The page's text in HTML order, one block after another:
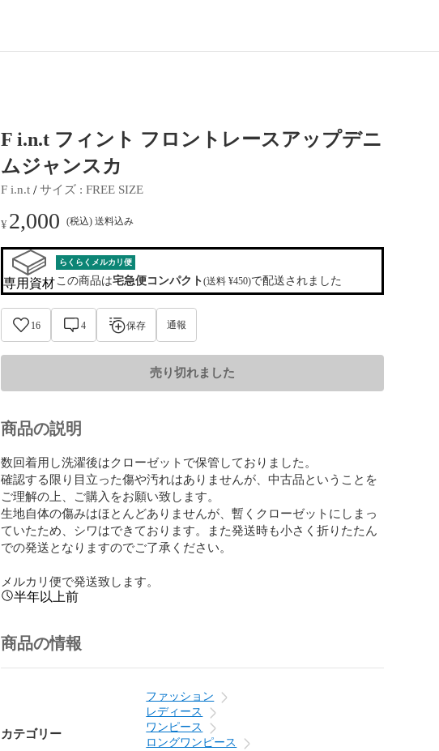
F i.n.t フィント フロントレースアップデニ
ムジャンスカ
F i.n.t / サイズ : FREE SIZE
¥ 2,000 (税込) 送料込み
専用資材
らくらくメルカリ便
この商品は宅急便コンパクト(送料 ¥450)で配送されました
16 4 保存 通報
売り切れました
商品の説明
数回着用し洗濯後はクローゼットで保管しておりました。
確認する限り目立った傷や汚れはありませんが、中古品ということを
ご理解の上、ご購入をお願い致します。
生地自体の傷みはほとんどありませんが、暫くクローゼットにしまっ
ていたため、シワはできております。また発送時も小さく折りたたん
での発送となりますのでご了承ください。
メルカリ便で発送致します。
半年以上前
商品の情報
カテゴリー
ファッション
レディース
ワンピース
ロングワンピース